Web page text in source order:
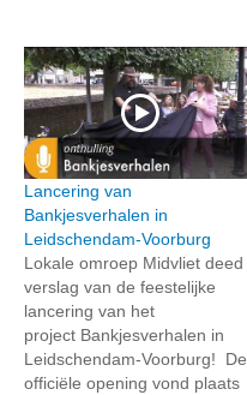
Lancering van
Bankjesverhalen in
Leidschendam-Voorburg
Lokale omroep Midvliet deed
verslag van de feestelijke
lancering van het
project Bankjesverhalen in
Leidschendam-Voorburg! De
officiële opening vond plaats